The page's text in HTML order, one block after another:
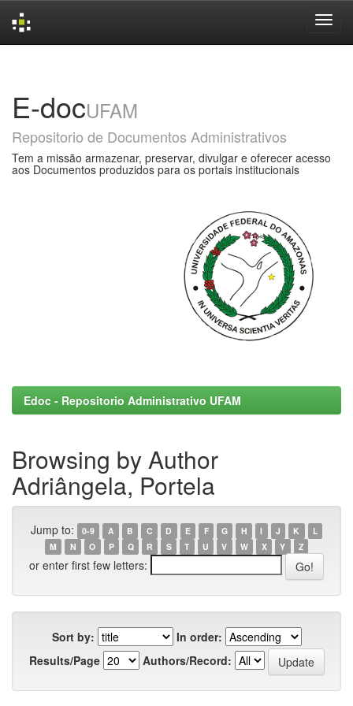
E-docUFAM
Repositorio de Documentos Administrativos
Tem a missão armazenar, preservar, divulgar e oferecer acesso
aos Documentos produzidos para os portais institucionais
Edoc - Repositorio Administrativo UFAM
Browsing by Author
Adriângela, Portela
Jump to: 0-9 A B C D E F G H I J K
L
M
N O P Q R S T U V W X Y Z
or enter first few letters:
Sort by:
In order:
Results/Page
Authors/Record: